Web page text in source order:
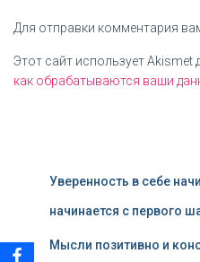
Для отправки комментария
Этот сайт использует
как обрабатываются ваши
Уверенность в себе
начинается с первого
Мысли позитивно и